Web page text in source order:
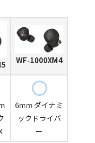
WF‑1000XM4
6mm ダイナミ
ックドライバ
ー